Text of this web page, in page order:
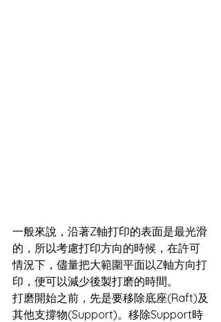
一般來說，沿著Z軸打印的表面是最光滑
的，所以考慮打印方向的時候，在許可
情況下，儘量把大範圍平面以Z軸方向打
印，便可以減少後製打磨的時間。
打磨開始之前，先是要移除底座(Raft)及
其他支撐物(Support)。移除Support時